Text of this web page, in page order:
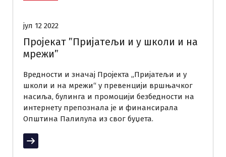
јул 12 2022
Пројекат ”Пријатељи и у школи и на
мрежи”
Вредности и значај Пројекта „Пријатељи и у
школи и на мрежи“ у превенцији вршњачког
насиља, булинга и промоцији безбедности на
интернету препознала је и финансирала
Општина Палилула из свог буџета.
Прочитај више